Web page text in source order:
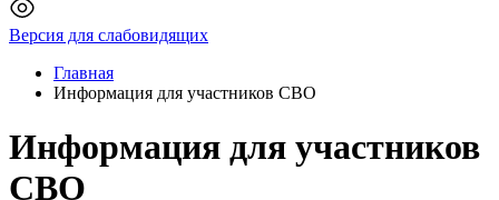
Версия для слабовидящих
Главная
Информация для участников СВО
Информация для участников
СВО